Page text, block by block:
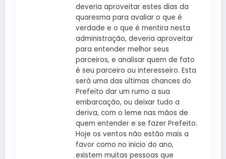
deveria aproveitar estes dias da
quaresma para avaliar o que é
verdade e o que é mentira nesta
administração, deveria aproveitar
para entender melhor seus
parceiros, e analisar quem de fato
é seu parceiro ou interesseiro. Esta
será uma das ultimas chances do
Prefeito dar um rumo a sua
embarcação, ou deixar tudo a
deriva, com o leme nas mãos de
quem entender e se fazer Prefeito.
Hoje os ventos não estão mais a
favor como no inicio do ano,
existem muitas pessoas que